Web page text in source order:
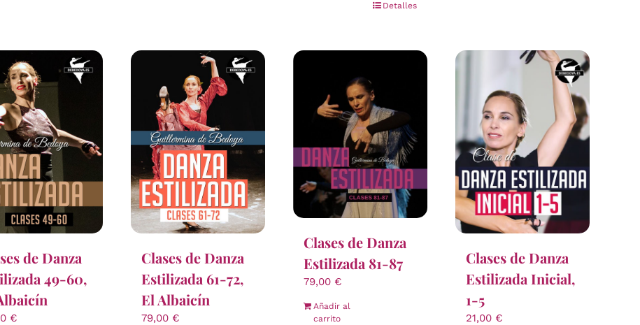
Detalles
de Danza
49-60,
€
Clases de Danza
Estilizada 61-72,
El Albaicín
79,00 €
Clases de Danza
Estilizada 81-87
79,00 €
Añadir al
carrito
Clases de Danza
Estilizada Inicial,
1-5
21,00 €